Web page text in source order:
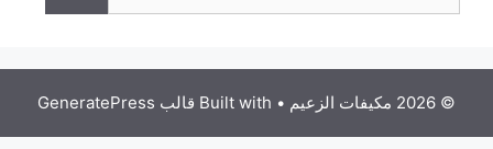
• Built with قالب GeneratePress